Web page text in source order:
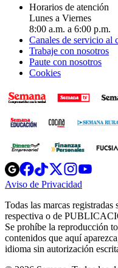
Horarios de atención
Lunes a Viernes
8:00 a.m. a 6:00 p.m.
Canales de servicio al
Trabaje con nosotros
Paute con nosotros
Cookies
Opens
in
new
Opens
in
new
Opens
in
new
window
Opens
new
window
Aviso de Privacidad
new
window
Todas las marcas
respectiva o de
Se prohíbe la reproducción
contenidos que aquí
idioma sin autorización